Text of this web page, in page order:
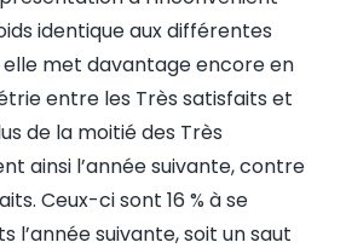
identique aux différentes
met davantage encore en
entre les Très satisfaits et
de la moitié des Très
ainsi l’année suivante, contre
Ceux-ci sont 16 % à se
l’année suivante, soit un saut